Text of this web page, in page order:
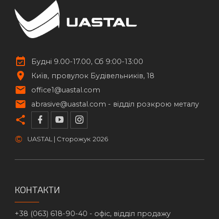
Будні 9.00-17.00, Сб 9:00-13:00
Київ
провулок Будівельників, 18
office1@uastal.com
abrasive@uastal.com - відділ розкрою металу
© UASTAL | Сторожук 2026
КОНТАКТИ
+38 (063) 618-90-40 - офіс, відділ продажу